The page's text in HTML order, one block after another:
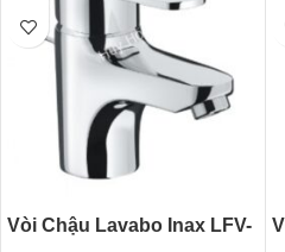
Vòi Chậu Lavabo Inax LFV-